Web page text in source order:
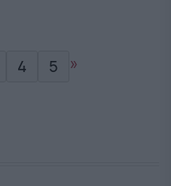
4 5 »